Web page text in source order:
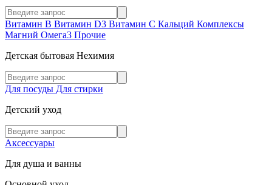
Витамин В Витамин D3 Витамин С Кальций Комплексы
Магний Омега3 Прочие
Детская бытовая Нехимия
Для посуды Для стирки
Детский уход
Аксессуары
Для душа и ванны